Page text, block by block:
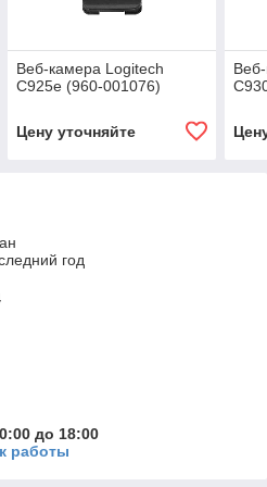
Веб-камера Logitech
C925e (960-001076)
Цену уточняйте
год
до 18:00
работы